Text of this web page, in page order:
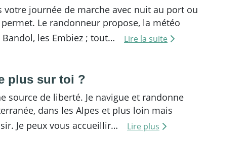
votre journée de marche avec nuit au port ou
Le randonneur propose, la météo
les Embiez ; tout…
Lire la suite
plus sur toi ?
source de liberté. Je navigue et randonne
dans les Alpes et plus loin mais
Je peux vous accueillir…
Lire plus